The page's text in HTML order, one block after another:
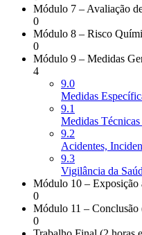
Módulo 7 – Avaliação
0
Módulo 8 – Risco
0
Módulo 9 – Medidas
4
9.0
Medidas
9.1
Medidas
9.2
Acidentes,
9.3
Vigilância da
Módulo 10 – Exposição
0
Módulo 11 – Conclusão
0